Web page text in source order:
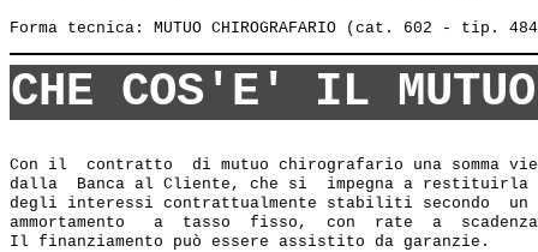
CHE COS'E' IL MUTUO
Con il  contratto  di mutuo chirografario una somma
dalla  Banca al Cliente, che si  impegna a restituirla
degli interessi contrattualmente stabiliti secondo
ammortamento   a  tasso  fisso,  con  rate  a
Il finanziamento può essere assistito da garanzie.